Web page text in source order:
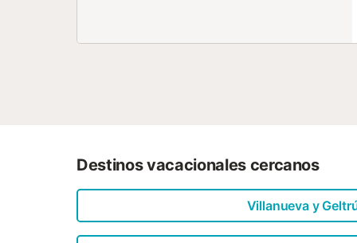
Destinos vacacionales cercanos
Villanueva y